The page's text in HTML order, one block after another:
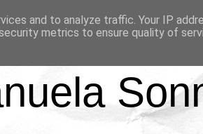
and to analyze traffic. Your IP
metrics to ensure quality of